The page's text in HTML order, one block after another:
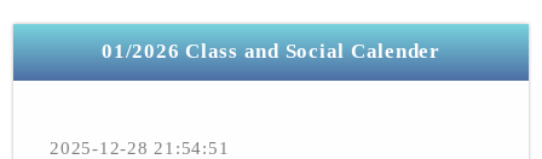
01/2026 Class and Social Calender
2025-12-28 21:54:51